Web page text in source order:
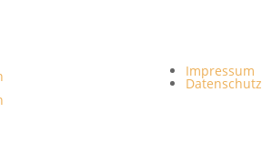
Impressum
Datenschutz